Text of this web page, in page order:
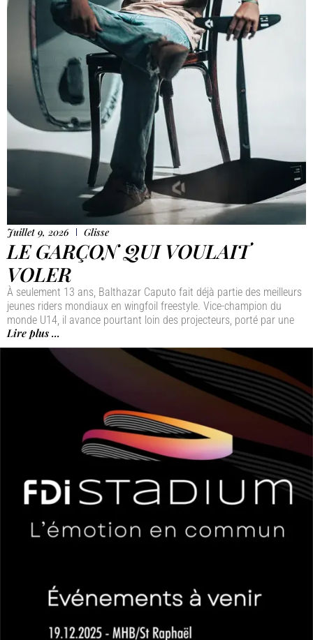
Juillet 9, 2026 Glisse
LE GARÇON QUI VOULAIT
VOLER
À seulement 13 ans, Balthazar Caputo fait déjà partie des meilleurs
jeunes riders mondiaux en wingfoil freestyle. Vice-champion du
monde U14, il avance pourtant loin des projecteurs, porté par une
Lire plus ...